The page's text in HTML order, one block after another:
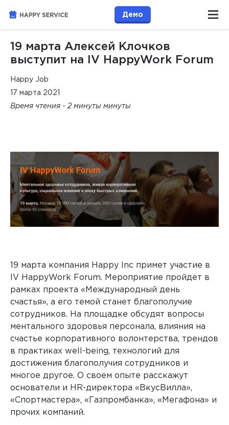
Демо
19 марта Алексей Клочков
выступит на IV HappyWork Forum
Happy Job
17 марта 2021
Время чтения - 2 минуты минуты
19 марта компания Happy Inc примет участие в
IV HappyWork Forum. Мероприятие пройдет в
рамках проекта «Международный день
счастья», а его темой станет благополучие
сотрудников. На площадке обсудят вопросы
ментального здоровья персонала, влияния на
счастье корпоративного волонтерства, трендов
в практиках well - being, технологий для
достижения благополучия сотрудников и
многое другое. О своем опыте расскажут
основатели и HR-директора «ВкусВилла»,
«Спортмастера», «Газпромбанка», «Мегафона» и
прочих компаний.